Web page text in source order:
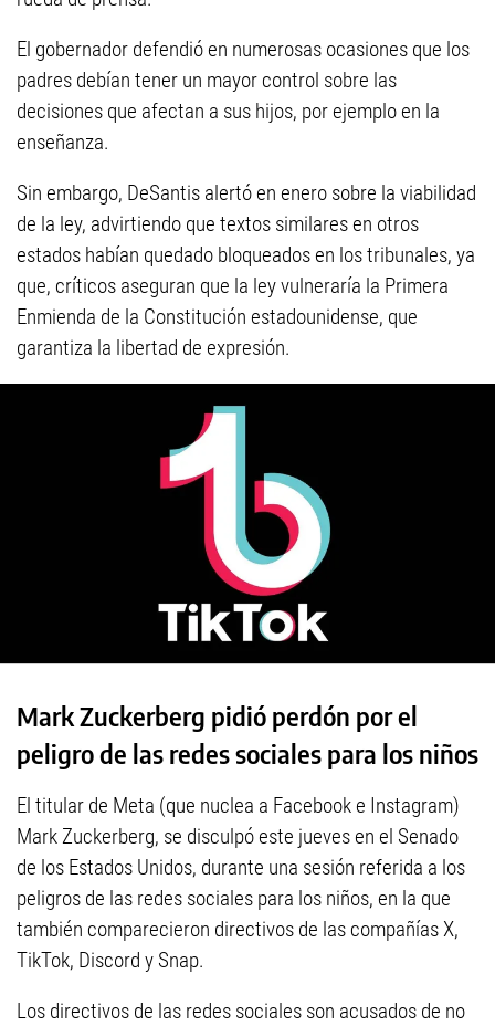
El gobernador defendió en numerosas ocasiones que los
padres debían tener un mayor control sobre las
decisiones que afectan a sus hijos, por ejemplo en la
enseñanza.
Sin embargo, DeSantis alertó en enero sobre la viabilidad
de la ley, advirtiendo que textos similares en otros
estados habían quedado bloqueados en los tribunales, ya
que, críticos aseguran que la ley vulneraría la Primera
Enmienda de la Constitución estadounidense, que
garantiza la libertad de expresión.
Mark Zuckerberg pidió perdón por el
peligro de las redes sociales para los niños
El titular de Meta (que nuclea a Facebook e Instagram)
Mark Zuckerberg, se disculpó este jueves en el Senado
de los Estados Unidos, durante una sesión referida a los
peligros de las redes sociales para los niños, en la que
también comparecieron directivos de las compañías X,
TikTok, Discord y Snap.
Los directivos de las redes sociales son acusados de no